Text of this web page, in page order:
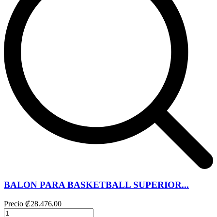
BALON PARA BASKETBALL SUPERIOR...
Precio ₡28.476,00